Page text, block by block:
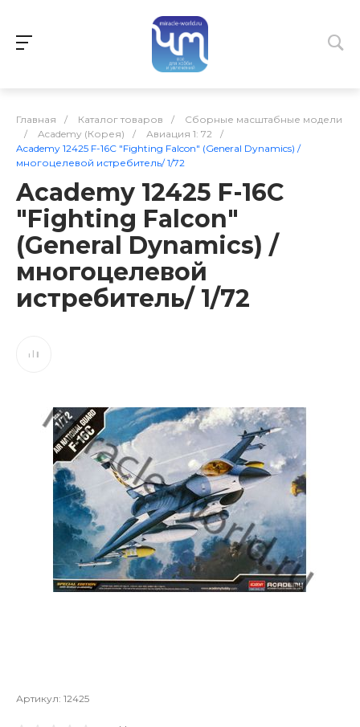
Главная / Каталог товаров /
Сборные масштабные модели
/
Academy (Корея) / Авиация 1: 72
/
Academy 12425 F-16C "Fighting Falcon" (General Dynamics) /
многоцелевой истребитель/ 1/72
Academy 12425 F-16C
"Fighting Falcon"
(General Dynamics) /
многоцелевой
истребитель/ 1/72
Артикул: 12425